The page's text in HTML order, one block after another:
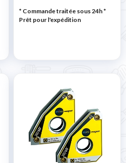
* Commande traitée sous 24h*
Prêt pour l'expédition